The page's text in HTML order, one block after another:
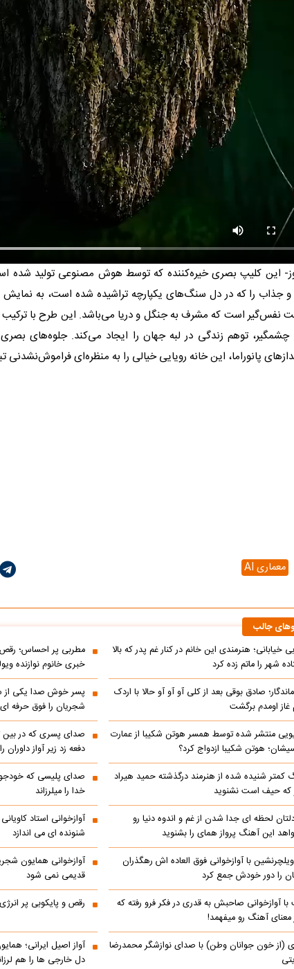
این کلیپ بصری خیره‌کننده که توسط هوش مصنوعی تولید
جذاب را که در دل سنگ‌های یکپارچه تراشیده شده است، به نمایش
نفس‌گیر است که مشرف به جنگل و دریا می‌باشد. این طرح با ترکیب
توهم زندگی در لبه جهان را ایجاد می‌کند. جلوه‌های
پانوراما، این خانه رویایی خیالی را به منظره‌ای فراموش‌نشدنی
معماری AI
جالب
خیابانی؛ هنرمندی این خانم در کنار غم پدر که بالا
شهر را ماتم زده کرد
مطربی پر احساس؛ رقص
خبری خانوم نوازنده
ماندگار؛ صادق بوقی بعد از کلی آو آو آو حالا با اردک
غاز اومدم برگشت
پسر خوش صدا یکی
شجریان را فوق حرفه ای
منتشر شده توسط همسر هوتن شکیبا از عمارت
هوتن شکیبا ازدواج کرد؟
صدای پسری که در بین
دفعه زد زیر آواز داوران
کمتر شنیده شده از هنرمند درگذشته حمید هیراد
که حیف است نشنوید
صدای پلیسی که
خدا را میلرزاند
لحظه ای جدا شدن از غم و اندوه دنیا رو
این آهنگ پرواز همای را بشنوید
آوازخوانی استاد
شنونده ای می اندازد
با آوازخوانی فوق العاده اش رهگذران
را دور خودش جمع کرد
آوازخوانی همایون
قدیمی نمی شود
آوازخوانی صاحبش به قدری در فکر فرو رفته که
معنای آهنگ رو میفهمد!
رقص و پایکوبی پر
(از خون جوانان وطن) با صدای نوازشگر محمدرضا
آواز اصیل ایرانی؛
دل خارجی ها را هم